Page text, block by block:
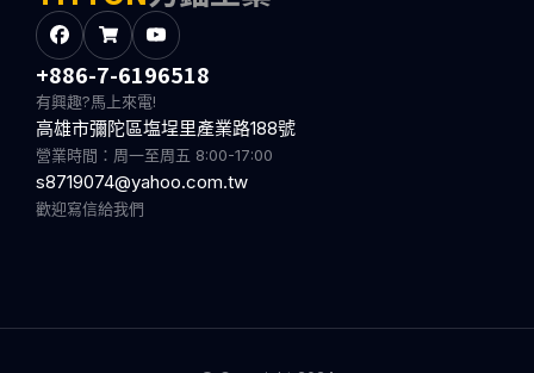
+886-7-6196518
有興趣?馬上來電!
高雄市彌陀區塩埕里產業路188號
營業時間：周一至周五 8:00-17:00
s8719074@yahoo.com.tw
歡迎寫信給我們